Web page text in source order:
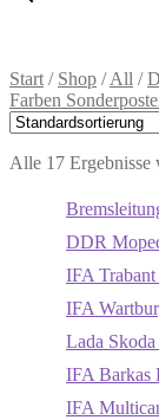
Start / Shop /All /
Farben
Alle 17 Ergebnisse
DDR
IFA
IFA
Lada
IFA Barkas
IFA